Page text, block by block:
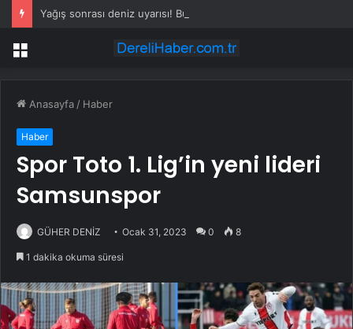
Menü
Anasayfa / Haber
Haber
Spor Toto 1. Lig’in yeni lideri
Samsunspor
GÜHER DENİZ Ocak 31, 2023 0 8
1 dakika okuma süresi